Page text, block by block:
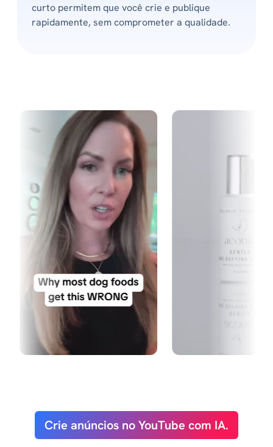
curto permitem que você crie e publique
rapidamente, sem comprometer a qualidade.
Crie anúncios no YouTube com IA.